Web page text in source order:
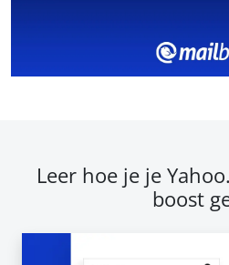
Leer hoe je je
boost